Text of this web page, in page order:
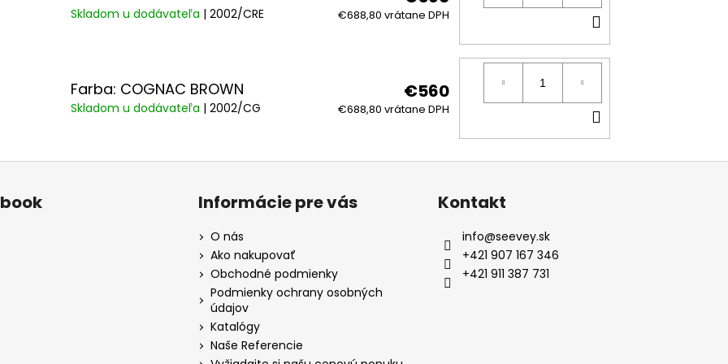
Skladom u dodávateľa | 2002/CRE €688,80 vrátane DPH
KOŠÍKA
Farba: COGNAC BROWN
Skladom u dodávateľa | 2002/CG
€560
€688,80 vrátane DPH
KOŠÍKA
Informácie pre vás
O nás
Ako nakupovať
Obchodné podmienky
Podmienky ochrany osobných
údajov
Katalógy
Naše Referencie
Kontakt
info@seevey.sk
+421 907 167 346
+421 911 387 731